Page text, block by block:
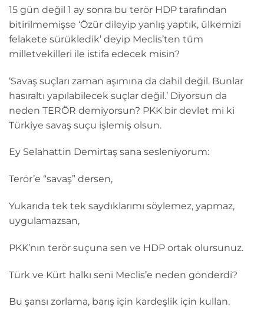
15 gün değil 1 ay sonra bu terör HDP tarafından
bitirilmemişse ‘Özür dileyip yanlış yaptık, ülkemizi
felakete sürükledik’ deyip Meclis’ten tüm
milletvekilleri ile istifa edecek misin?
‘Savaş suçları zaman aşımına da dahil değil. Bunlar
hasıraltı yapılabilecek suçlar değil.’ Diyorsun da
neden TERÖR demiyorsun? PKK bir devlet mi ki
Türkiye savaş suçu işlemiş olsun.
Ey Selahattin Demirtaş sana sesleniyorum:
Terör’e “savaş” dersen,
Yukarıda tek tek saydıklarımı söylemez, yapmaz,
uygulamazsan,
PKK’nın terör suçuna sen ve HDP ortak olursunuz.
Türk ve Kürt halkı seni Meclis’e neden gönderdi?
Bu şansı zorlama, barış için kardeşlik için kullan.